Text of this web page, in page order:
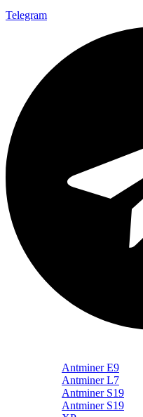
Telegram
Antminer E9
Antminer L7
Antminer S19
Antminer S19